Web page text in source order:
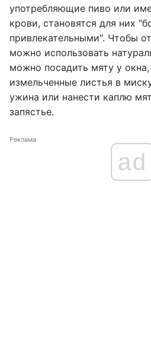
употребляющие пиво или
крови, становятся для них
привлекательными". Чтобы
можно использовать
можно посадить мяту у
измельченные листья в
ужина или нанести каплю
запястье.
Реклама
ad